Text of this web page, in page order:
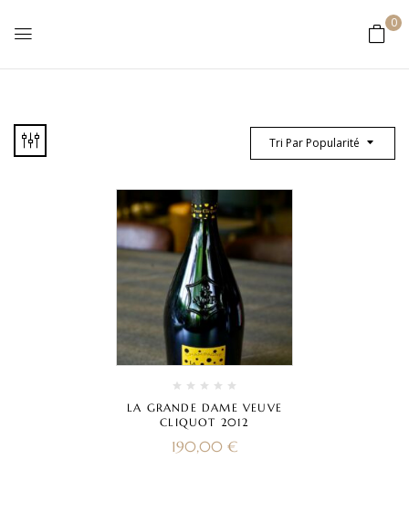
0
Tri Par Popularité
LA GRANDE DAME VEUVE
CLIQUOT 2012
190,00 €